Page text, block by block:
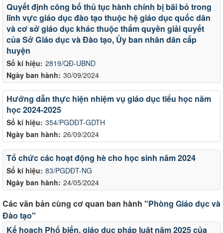
Số kí hiệu: 2819/QĐ-UBND
Ngày ban hành: 30/09/2024
Quyết định công bố thủ tục hành chính bị bãi bỏ trong
lĩnh vực giáo dục đào tạo thuộc hệ giáo dục quốc dân
và cơ sở giáo dục khác thuộc thẩm quyền giải quyết
của Sở Giáo dục và Đào tạo, Ủy ban nhân dân cấp
huyện
Số kí hiệu: 354/PGDĐT-GDTH
Ngày ban hành: 26/09/2024
Hướng dẫn thực hiện nhiệm vụ giáo dục tiểu học năm
học 2024-2025
Số kí hiệu: 83/PGDĐT-NG
Ngày ban hành: 24/05/2024
Tổ chức các hoạt động hè cho học sinh năm 2024
Các văn bản cùng cơ quan ban hành "Phòng Giáo dục và
Đào tạo"
Kế hoạch Phổ biến, giáo dục pháp luật năm 2025 của